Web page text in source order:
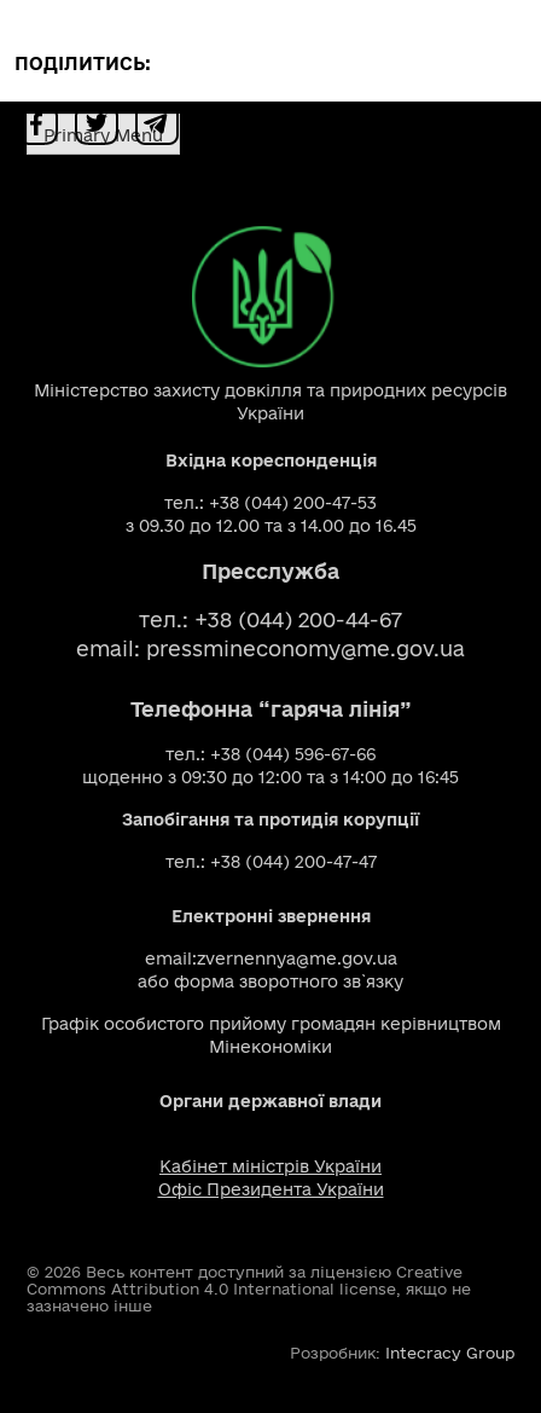
ПОДІЛИТИСЬ:
Primary Menu
Міністерство захисту довкілля та природних ресурсів
України
Вхідна кореспонденція
тел.: +38 (044) 200-47-53
з 09.30 до 12.00 та з 14.00 до 16.45
Пресслужба
тел.: +38 (044) 200-44-67
email: pressmineconomy@me.gov.ua
Телефонна “гаряча лінія”
тел.: +38 (044) 596-67-66
щоденно з 09:30 до 12:00 та з 14:00 до 16:45
Запобігання та протидія корупції
тел.: +38 (044) 200-47-47
Електронні звернення
email:zvernennya@me.gov.ua
або форма зворотного зв`язку
Графік особистого прийому громадян керівництвом
Мінекономіки
Органи державної влади
Кабінет міністрів України
Офіс Президента України
© 2026 Весь контент доступний за ліцензією Creative
Commons Attribution 4.0 International license, якщо не
зазначено інше
Розробник: Intecracy Group